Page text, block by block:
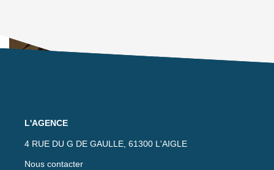
L'AGENCE
4 RUE DU G DE GAULLE, 61300 L'AIGLE
Nous contacter